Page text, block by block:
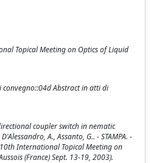
Topical Meeting on Optics of Liquid
Abstract in atti di
coupler switch in nematic
A., Assanto, G.. - STAMPA. -
International Topical Meeting on
(France) Sept. 13-19, 2003).